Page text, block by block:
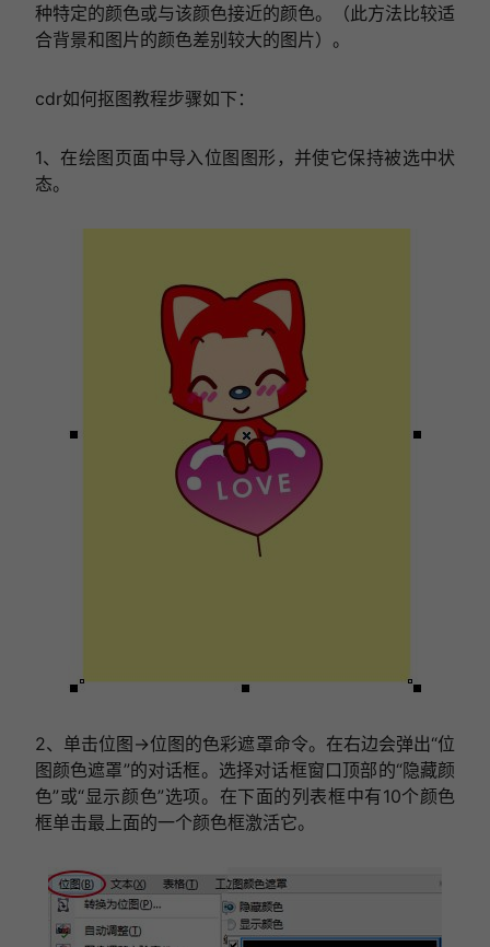
种特定的颜色或与该颜色接近的颜色。（此方法比较适
合背景和图片的颜色差别较大的图片）。
cdr如何抠图教程步骤如下：
1、在绘图页面中导入位图图形，并使它保持被选中状
态。
2、单击位图→位图的色彩遮罩命令。在右边会弹出“位
图颜色遮罩”的对话框。选择对话框窗口顶部的“隐藏颜
色”或“显示颜色”选项。在下面的列表框中有10个颜色
框单击最上面的一个颜色框激活它。